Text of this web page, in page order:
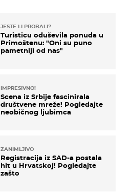
JESTE LI PROBALI?
Turisticu oduševila ponuda u
Primoštenu: "Oni su puno
pametniji od nas"
IMPRESIVNO!
Scena iz Srbije fascinirala
društvene mreže! Pogledajte
neobičnog ljubimca
ZANIMLJIVO
Registracija iz SAD-a postala
hit u Hrvatskoj! Pogledajte
zašto